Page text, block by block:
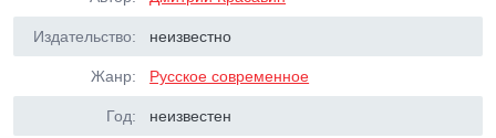
Издательство: неизвестно
Жанр: Русское современное
Год: неизвестен